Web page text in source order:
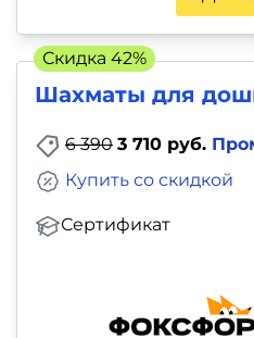
Шахматы для
6 390 3 710 руб.
Сертификат
Купить со скидкой
Скидка 42%